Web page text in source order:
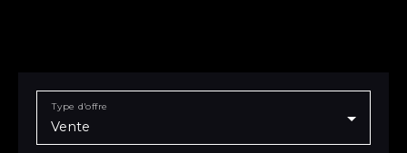
Vente
Type d'offre